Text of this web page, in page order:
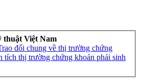
thuật Việt Nam
đổi chung về thị trường chứng
tích thị trường chứng khoán phái sinh